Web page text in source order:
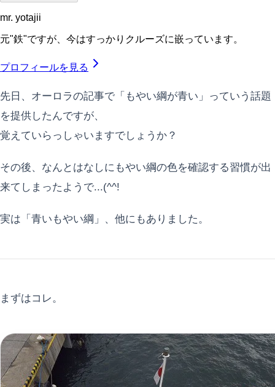
mr. yotajii
元"鉄"ですが、今はすっかりクルーズに嵌っています。
プロフィールを見る
先日、オーロラの記事で「もやい綱が青い」っていう話題
を提供したんですが、
覚えていらっしゃいますでしょうか？
その後、なんとはなしにもやい綱の色を確認する習慣が出
来てしまったようで...(^^!
実は「青いもやい綱」、他にもありました。
まずはコレ。